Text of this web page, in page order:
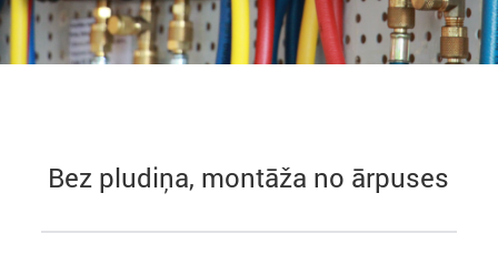
Bez pludiņa, montāža no ārpuses